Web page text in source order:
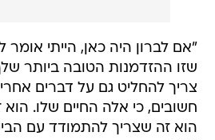
"אם לברון היה כאן, הייתי אומר
שזו ההזדמנות הטובה ביותר
צריך להחליט גם על דברים
חשובים, כי אלה החיים שלו.
הוא זה שצריך להתמודד עם